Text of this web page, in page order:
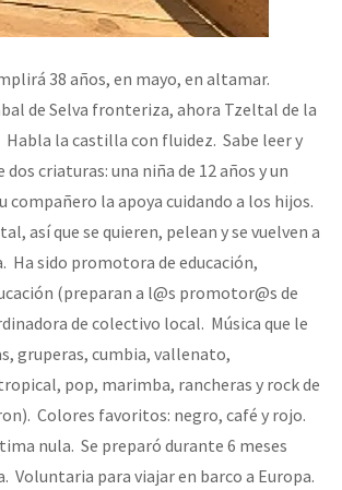
38 años, en mayo, en altamar.
de Selva fronteriza, ahora Tzeltal de la
Habla la castilla con fluidez. Sabe leer y
dos criaturas: una niña de 12 años y un
compañero la apoya cuidando a los hijos.
así que se quieren, pelean y se vuelven a
Ha sido promotora de educación,
(preparan a l@s promotor@s de
de colectivo local. Música que le
gruperas, cumbia, vallenato,
pop, marimba, rancheras y rock de
Colores favoritos: negro, café y rojo.
nula. Se preparó durante 6 meses
Voluntaria para viajar en barco a Europa.